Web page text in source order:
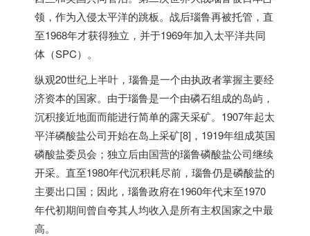
领，作为入侵太平洋的跳板。战后瑙鲁再被托管，直
至1968年才获得独立，并于1969年加入太平洋共同
体（SPC）。
纵观20世纪上半叶，瑙鲁是一个由执政者掌握主要经
济资本的国家。由于瑙鲁是一个由磷石组成的岛屿，
沉积接近地面而能进行简单的露天采矿。1907年起太
平洋磷酸盐公司开始在岛上采矿[8]，1919年组成英国
磷酸盐委员会；独立后由国营的瑙鲁磷酸盐公司继续
开采。直至1980年代沉积耗尽前，瑙鲁仍是磷酸盐的
主要出口国；因此，瑙鲁政府在1960年代末至1970
年代初期间曾自夸其人均收入是所有主权国家之中最
高。